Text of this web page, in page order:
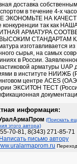
доставка собственным
в течение 4-х
ЭКОНОМЬТЕ НА
конкуренции так как
АРМАТУРА
СТАНДАРТАМ
изготавливается из
сырья, на самых
в России.
арматуры UАР
в институте НИИЖБ
центре ACES
ЭКСИТОН ТЕСТ
информация:
(Поискать
этого автора)
70-81, 8(343) 271-85-71
Написать письмо автору